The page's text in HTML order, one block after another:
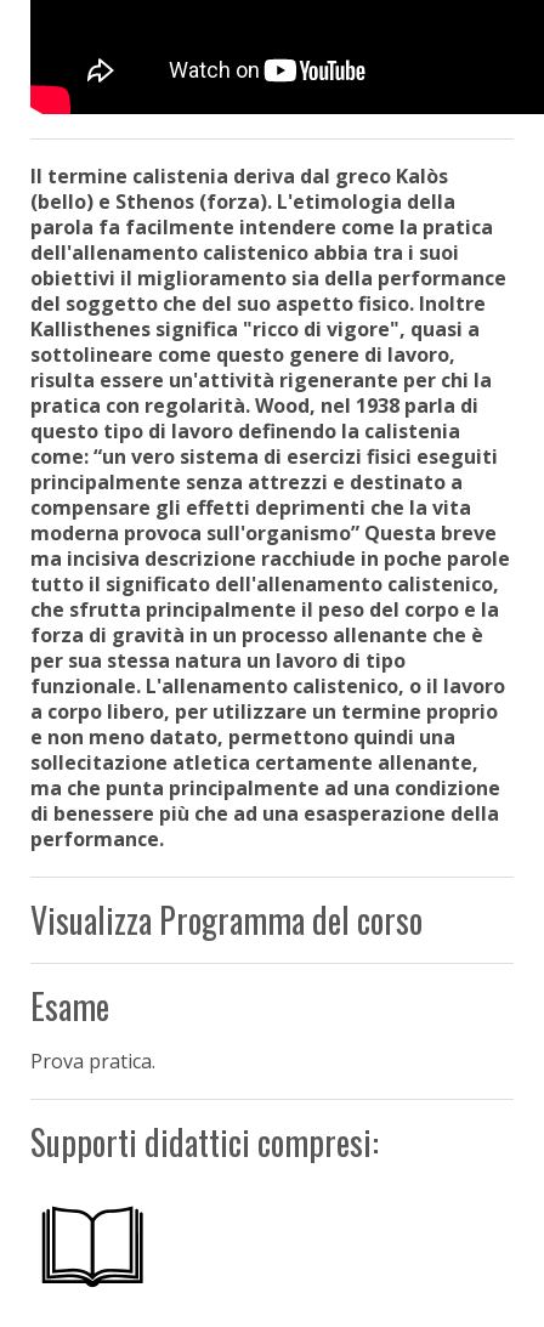
Il termine calistenia deriva dal greco Kalòs
(bello) e Sthenos (forza). L'etimologia della
parola fa facilmente intendere come la pratica
dell'allenamento calistenico abbia tra i suoi
obiettivi il miglioramento sia della performance
del soggetto che del suo aspetto fisico. Inoltre
Kallisthenes significa "ricco di vigore", quasi a
sottolineare come questo genere di lavoro,
risulta essere un'attività rigenerante per chi la
pratica con regolarità. Wood, nel 1938 parla di
questo tipo di lavoro definendo la calistenia
come: “un vero sistema di esercizi fisici eseguiti
principalmente senza attrezzi e destinato a
compensare gli effetti deprimenti che la vita
moderna provoca sull'organismo” Questa breve
ma incisiva descrizione racchiude in poche parole
tutto il significato dell'allenamento calistenico,
che sfrutta principalmente il peso del corpo e la
forza di gravità in un processo allenante che è
per sua stessa natura un lavoro di tipo
funzionale. L'allenamento calistenico, o il lavoro
a corpo libero, per utilizzare un termine proprio
e non meno datato, permettono quindi una
sollecitazione atletica certamente allenante,
ma che punta principalmente ad una condizione
di benessere più che ad una esasperazione della
performance.
Visualizza Programma del corso
Esame
Prova pratica.
Supporti didattici compresi: